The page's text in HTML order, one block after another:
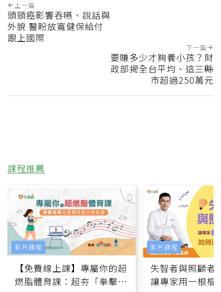
上一篇
頭頸癌影響吞嚥、說話與
外貌 醫盼放寬健保給付
跟上國際
下一篇
要賺多少才夠養小孩？財
政部揭全台平均、這三縣
市超過250萬元
課程推薦
【免費線上課】專屬你的超
燃脂體育課：超夯「拳擊有
影片課程
失智者與照顧者
讓專家用一根棍
影片課程